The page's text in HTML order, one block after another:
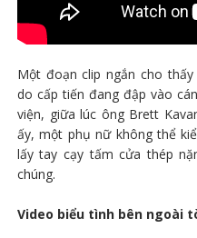
Một đoạn clip ngắn cho
do cấp tiến đang đập vào
viện, giữa lúc ông Brett
ấy, một phụ nữ không thể
lấy tay cạy tấm cửa thép
chúng.
Video biểu tình bên ngoài